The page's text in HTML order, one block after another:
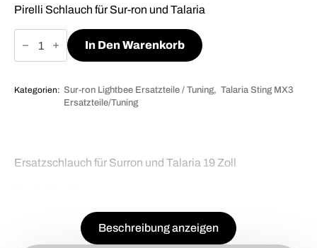
Pirelli Schlauch für Sur-ron und Talaria
Sur-
ron
Menge
In Den Warenkorb
Kategorien: Sur-ron Lightbee Ersatzteile / Tuning
Talaria Sting MX3
Ersatzteile/Tuning
Ersatzschlauch für Surron und Talaria 19 Zoll
Beschreibung anzeigen